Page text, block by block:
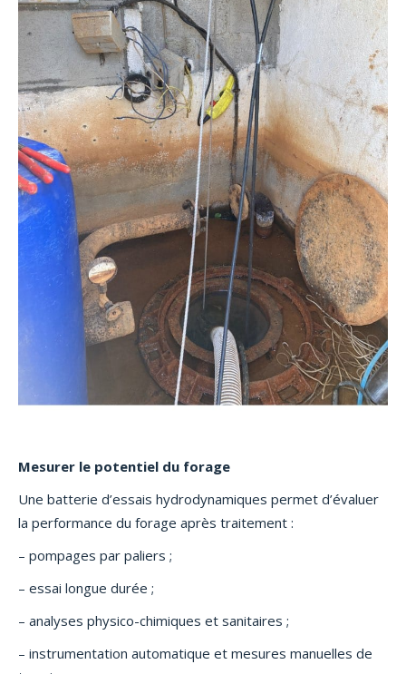
Mesurer le potentiel du forage
Une batterie d’essais hydrodynamiques permet d’évaluer
la performance du forage après traitement :
– pompages par paliers ;
– essai longue durée ;
– analyses physico-chimiques et sanitaires ;
– instrumentation automatique et mesures manuelles de